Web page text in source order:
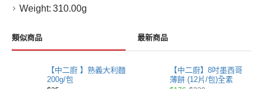
Weight: 310.00g
類似商品 最新商品
【中二廚 】熟義大利麵
200g/包
【中二廚】8吋墨西哥
薄餅 (12片/包)全素